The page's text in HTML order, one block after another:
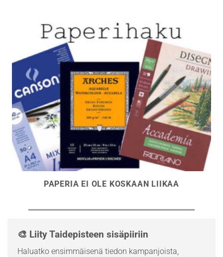
PAPERIA EI OLE KOSKAAN LIIKAA
🎨 Liity Taidepisteen sisäpiiriin
Haluatko ensimmäisenä tiedon kampanjoista,